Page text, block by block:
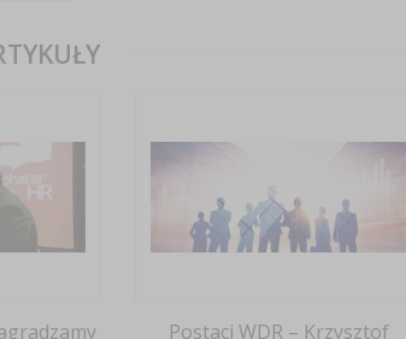
Postaci WDR – Krzysztof